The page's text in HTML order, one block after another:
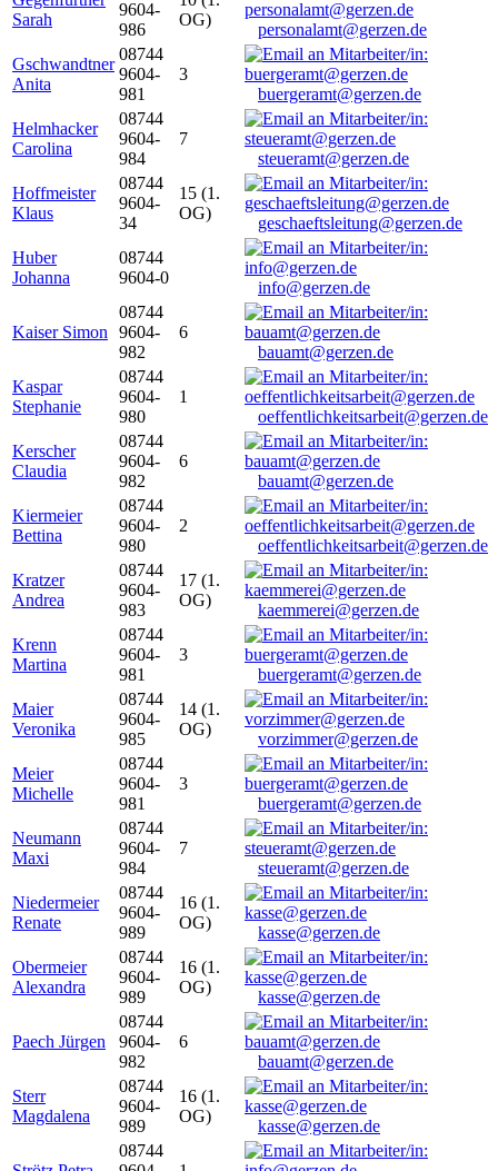
Sarah
9604-
986
OG)
personalamt@gerzen.de
Gschwandtner
Anita
08744
9604-
981
3
buergeramt@gerzen.de
Helmhacker
Carolina
08744
9604-
984
7
steueramt@gerzen.de
Hoffmeister
Klaus
08744
9604-
34
15 (1.
OG)
geschaeftsleitung@gerzen.de
Huber
Johanna
08744
9604-0
info@gerzen.de
Kaiser Simon
08744
9604-
982
6
bauamt@gerzen.de
Kaspar
Stephanie
08744
9604-
980
1
oeffentlichkeitsarbeit@gerzen.de
Kerscher
Claudia
08744
9604-
982
6
bauamt@gerzen.de
Kiermeier
Bettina
08744
9604-
980
2
oeffentlichkeitsarbeit@gerzen.de
Kratzer
Andrea
08744
9604-
983
17 (1.
OG)
kaemmerei@gerzen.de
Krenn
Martina
08744
9604-
981
3
buergeramt@gerzen.de
Maier
Veronika
08744
9604-
985
14 (1.
OG)
vorzimmer@gerzen.de
Meier
Michelle
08744
9604-
981
3
buergeramt@gerzen.de
Neumann
Maxi
08744
9604-
984
7
steueramt@gerzen.de
Niedermeier
Renate
08744
9604-
989
16 (1.
OG)
kasse@gerzen.de
Obermeier
Alexandra
08744
9604-
989
16 (1.
OG)
kasse@gerzen.de
Paech Jürgen
08744
9604-
982
6
bauamt@gerzen.de
Sterr
Magdalena
08744
9604-
989
16 (1.
OG)
kasse@gerzen.de
08744